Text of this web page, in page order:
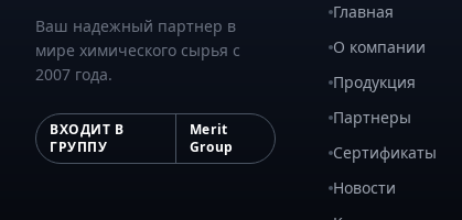
Ваш надежный партнер в
мире химического сырья с
2007 года.
ВХОДИТ В
ГРУППУ
Merit
Group
Главная
О компании
Продукция
Партнеры
Сертификаты
Новости